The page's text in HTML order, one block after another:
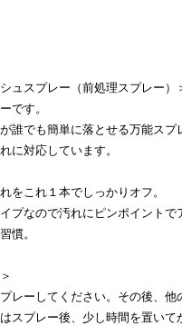
ュスプレー（前処理スプレー
です。
誰でも簡単に落とせる万能ス
に対応しています。
をこれ１本でしっかりオフ。
プなので汚れにピンポイントで
慣。
レーしてください。その後、他
スプレー後、少し時間を置い